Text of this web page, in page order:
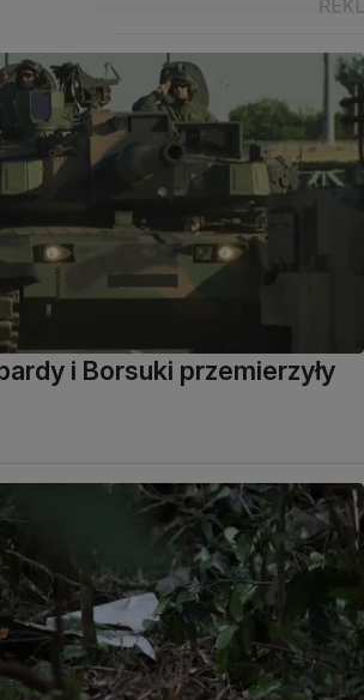
i Borsuki przemierzyły